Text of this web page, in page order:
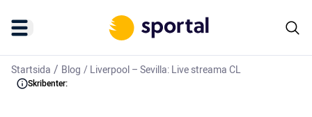
Startsida / Blog /Liverpool – Sevilla: Live streama CL
Skribenter: